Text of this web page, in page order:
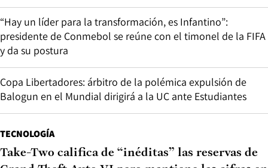
“Hay un líder para la transformación, es Infantino”:
presidente de Conmebol se reúne con el timonel de la FIFA
y da su postura
Copa Libertadores: árbitro de la polémica expulsión de
Balogun en el Mundial dirigirá a la UC ante Estudiantes
TECNOLOGÍA
Take-Two califica de “inéditas” las reservas de